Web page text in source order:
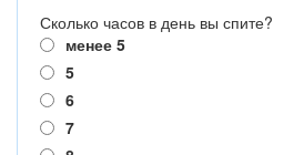
Сколько часов в день вы спите?
менее 5
5
6
7